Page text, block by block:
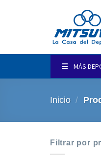
MÁS
Inicio /
Filtrar por